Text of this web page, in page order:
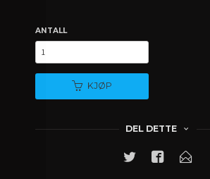
ANTALL
KJØP
DEL DETTE